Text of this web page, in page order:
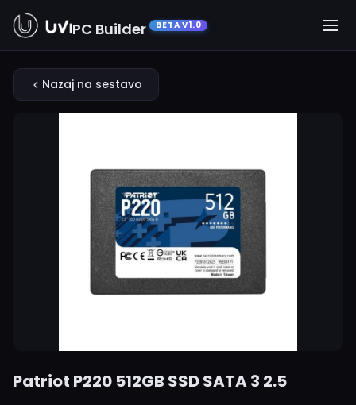
PC Builder BETA V1.0
Nazaj na sestavo
Patriot P220 512GB SSD SATA 3 2.5